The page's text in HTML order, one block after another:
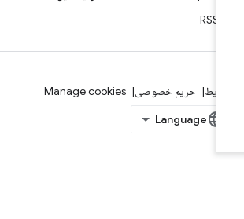
حریم خصوصی Manage cookies